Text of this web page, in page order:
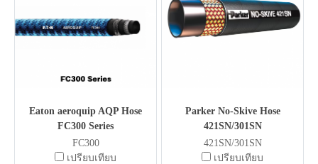
Eaton aeroquip AQP Hose
FC300 Series
FC300
เปรียบเทียบ
Parker No-Skive Hose
421SN/301SN
421SN/301SN
เปรียบเทียบ